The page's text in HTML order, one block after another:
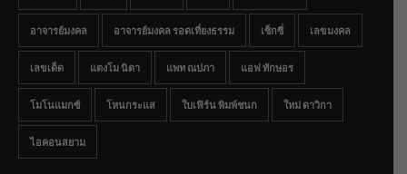
อาจารย์มงคล อาจารย์มงคล รอดเที่ยงธรรม เซ็กซี่ เลขมงคล
เลขเด็ด แตงโม นิดา แพท ณปภา แอฟ ทักษอร
โมโนแมกซ์ โหนกระแส ใบเฟิร์น พิมพ์ชนก ใหม่ ดาวิกา
ไอคอนสยาม